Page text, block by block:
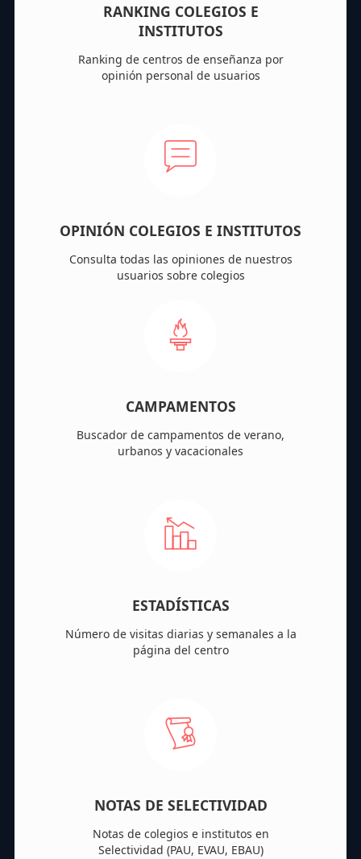
RANKING COLEGIOS E
INSTITUTOS
Ranking de centros de enseñanza por
opinión personal de usuarios
OPINIÓN COLEGIOS E INSTITUTOS
Consulta todas las opiniones de nuestros
usuarios sobre colegios
CAMPAMENTOS
Buscador de campamentos de verano,
urbanos y vacacionales
ESTADÍSTICAS
Número de visitas diarias y semanales a la
página del centro
NOTAS DE SELECTIVIDAD
Notas de colegios e institutos en
Selectividad (PAU, EVAU, EBAU)